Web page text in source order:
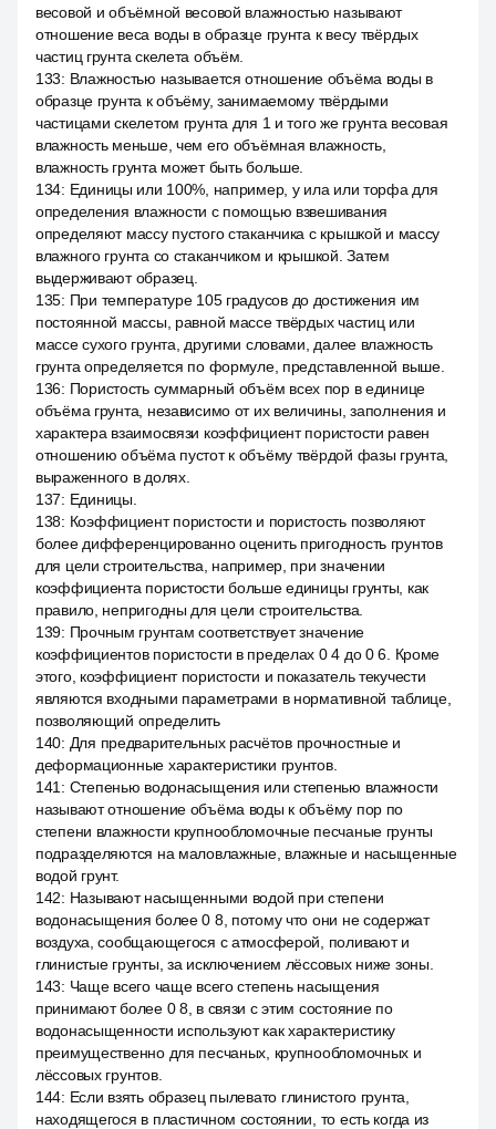
весовой и объёмной весовой влажностью называют
отношение веса воды в образце грунта к весу твёрдых
частиц грунта скелета объём.
133: Влажностью называется отношение объёма воды в
образце грунта к объёму, занимаемому твёрдыми
частицами скелетом грунта для 1 и того же грунта весовая
влажность меньше, чем его объёмная влажность,
влажность грунта может быть больше.
134: Единицы или 100%, например, у ила или торфа для
определения влажности с помощью взвешивания
определяют массу пустого стаканчика с крышкой и массу
влажного грунта со стаканчиком и крышкой. Затем
выдерживают образец.
135: При температуре 105 градусов до достижения им
постоянной массы, равной массе твёрдых частиц или
массе сухого грунта, другими словами, далее влажность
грунта определяется по формуле, представленной выше.
136: Пористость суммарный объём всех пор в единице
объёма грунта, независимо от их величины, заполнения и
характера взаимосвязи коэффициент пористости равен
отношению объёма пустот к объёму твёрдой фазы грунта,
выраженного в долях.
137: Единицы.
138: Коэффициент пористости и пористость позволяют
более дифференцированно оценить пригодность грунтов
для цели строительства, например, при значении
коэффициента пористости больше единицы грунты, как
правило, непригодны для цели строительства.
139: Прочным грунтам соответствует значение
коэффициентов пористости в пределах 0 4 до 0 6. Кроме
этого, коэффициент пористости и показатель текучести
являются входными параметрами в нормативной таблице,
позволяющий определить
140: Для предварительных расчётов прочностные и
деформационные характеристики грунтов.
141 : Степенью водонасыщения или степенью влажности
называют отношение объёма воды к объёму пор по
степени влажности крупнообломочные песчаные грунты
подразделяются на маловлажные, влажные и насыщенные
водой грунт.
142: Называют насыщенными водой при степени
водонасыщения более 0 8, потому что они не содержат
воздуха, сообщающегося с атмосферой, поливают и
глинистые грунты, за исключением лёссовых ниже зоны.
143: Чаще всего чаще всего степень насыщения
принимают более 0 8, в связи с этим состояние по
водонасыщенности используют как характеристику
преимущественно для песчаных, крупнообломочных и
лёссовых грунтов.
144: Если взять образец пылевато глинистого грунта,
находящегося в пластичном состоянии, то есть когда из